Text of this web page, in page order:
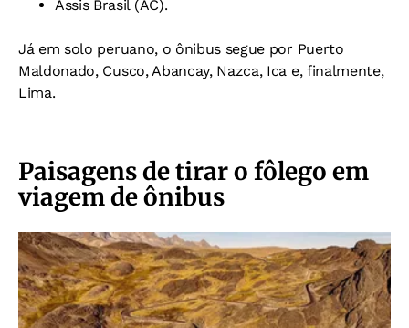
Assis Brasil (AC).
Já em solo peruano, o ônibus segue por Puerto
Maldonado, Cusco, Abancay, Nazca, Ica e, finalmente,
Lima.
Paisagens de tirar o fôlego em
viagem de ônibus